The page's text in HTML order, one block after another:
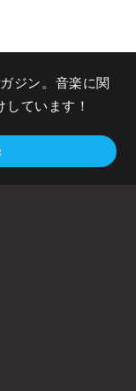
ジン。音楽に関
ています！